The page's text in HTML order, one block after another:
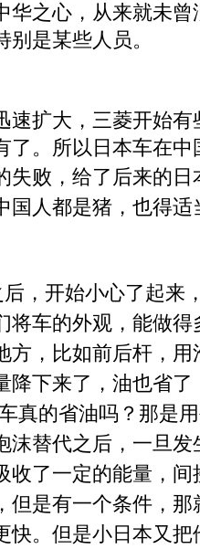
华之心，从来就未
是某些人员。
扩大，三菱开始有
了。所以日本车在
失败，给了后来的
国人都是猪，也得适
，开始小心了起来
将车的外观，能做
方，比如前后杆，
降下来了，油也省了
真的省油吗？那是
沫替代之后，一旦
收了一定的能量，
但是有一个条件，
快。但是小日本又把